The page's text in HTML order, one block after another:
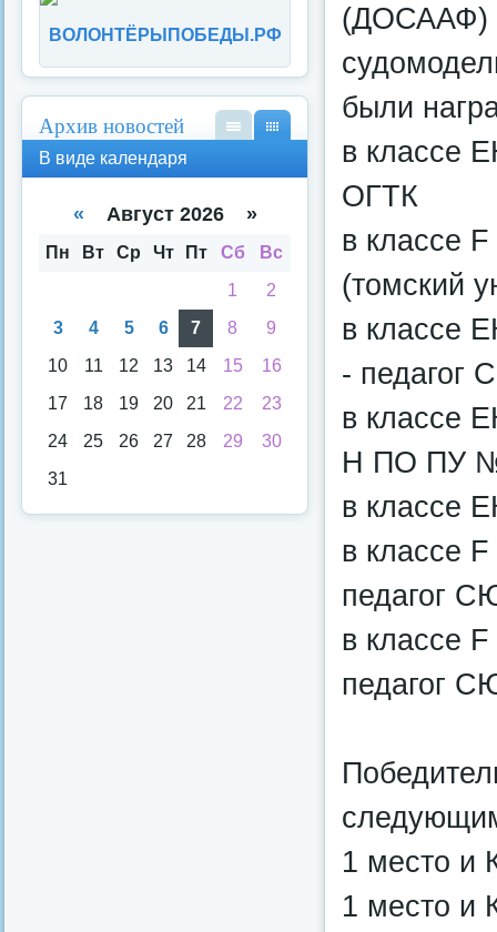
(ДОСААФ)
были
в классе
ОГТК
в классе
(томский
в классе
- педагог
в классе
Н ПО ПУ
в классе
в классе
педагог
в классе
педагог
1 место и
1 место и
ВОЛОНТЁРЫПОБЕДЫ.РФ
Архив новостей
кал
аря
спи
В виде календаря
« Август 2026 »
Пн Вт Ср Чт Пт Сб
Вс
1
2
3
4 5 6 7 8
9
10
11 12 13 14 15
16
17
18 19 20 21 22
23
24
25 26 27 28 29
30
31